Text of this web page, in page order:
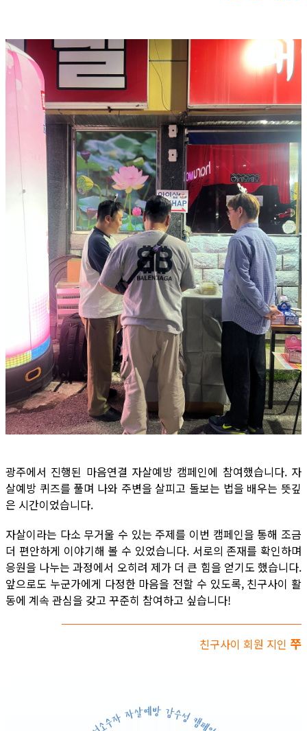
광주에서 진행된 마음연결 자살예방 캠페인에 참여했습니다. 자
살예방 퀴즈를 풀며 나와 주변을 살피고 돌보는 법을 배우는 뜻깊
은 시간이었습니다.
자살이라는 다소 무거울 수 있는 주제를 이번 캠페인을 통해 조금
더 편안하게 이야기해 볼 수 있었습니다. 서로의 존재를 확인하며
응원을 나누는 과정에서 오히려 제가 더 큰 힘을 얻기도 했습니다.
앞으로도 누군가에게 다정한 마음을 전할 수 있도록, 친구사이 활
동에 계속 관심을 갖고 꾸준히 참여하고 싶습니다!
친구사이 회원 지인 쭈